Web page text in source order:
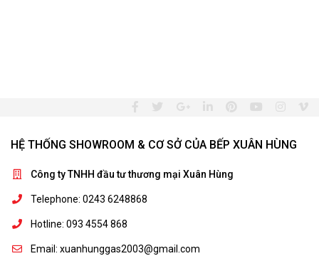
HỆ THỐNG SHOWROOM & CƠ SỞ CỦA BẾP XUÂN HÙNG
Công ty TNHH đầu tư thương mại Xuân Hùng
Telephone: 0243 6248868
Hotline: 093 4554 868
Email: xuanhunggas2003@gmail.com